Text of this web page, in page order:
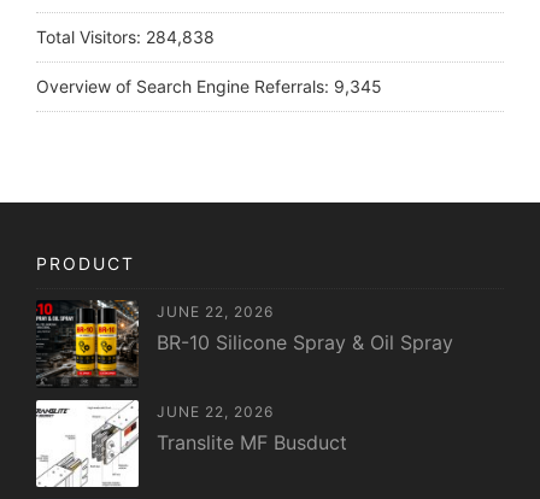
Total Visitors: 284,838
Overview of Search Engine Referrals: 9,345
PRODUCT
JUNE 22, 2026
BR-10 Silicone Spray & Oil Spray
JUNE 22, 2026
Translite MF Busduct